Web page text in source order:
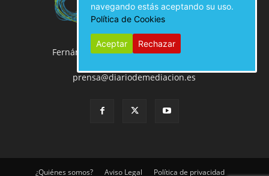
Fernán González, 50 Local, 28009 Madrid
prensa@diariodemediacion.es
¿Quiénes somos? Aviso Legal Política de privacidad
navegando estás aceptando su uso.
Política de Cookies
Aceptar Rechazar